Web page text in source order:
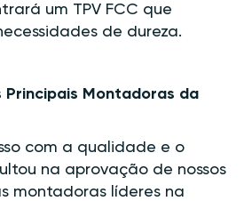
um TPV FCC que
de dureza.
Principais Montadoras da
com a qualidade e o
na aprovação de nossos
montadoras líderes na